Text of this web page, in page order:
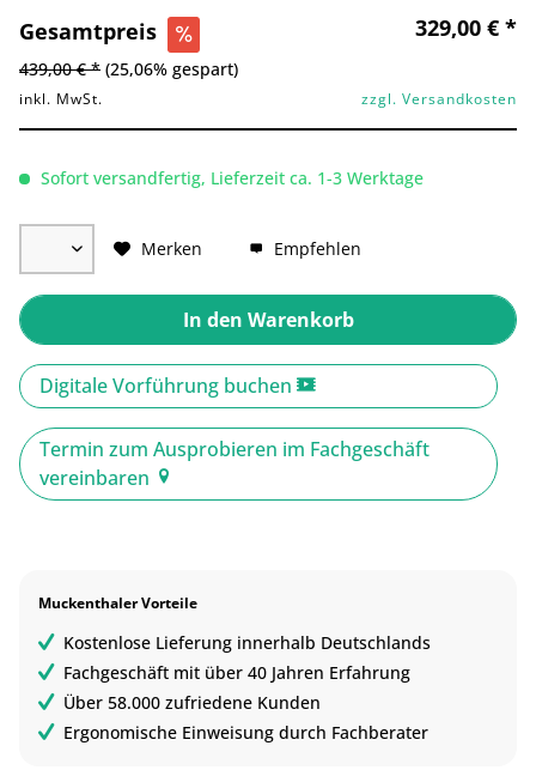
Gesamtpreis 329,00 € *
439,00 € * (25,06% gespart)
inkl. MwSt. zzgl. Versandkosten
Sofort versandfertig, Lieferzeit ca. 1-3 Werktage
Merken Empfehlen
In den Warenkorb
Digitale Vorführung buchen
Termin zum Ausprobieren im Fachgeschäft
vereinbaren
Muckenthaler Vorteile
Kostenlose Lieferung innerhalb Deutschlands
Fachgeschäft mit über 40 Jahren Erfahrung
Über 58.000 zufriedene Kunden
Ergonomische Einweisung durch Fachberater